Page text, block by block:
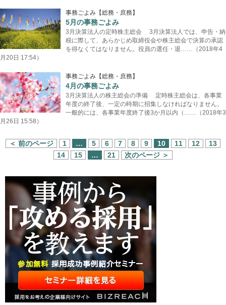
事務ごよみ【総務・庶務】
5月の事務ごよみ
3月決算法人の定時株主総会 3月決算法人では、申告・納
税に際して、あらかじめ取締役会や株主総会で決算の承認
を得なくてはなりません。役員の選任・退……（2018年4
月20日 17:54）
事務ごよみ【総務・庶務】
4月の事務ごよみ
3月決算法人の株主総会の準備 定時株主総会は、各事業
年度の終了後、一定の時期に招集しなければなりません。
一般的には、各事業年度終了後3か月以内（……（2018年3
月26日 15:58）
＜ 前のページ 1 … 5 6 7 8 9 10 11 12
13
14
15 … 21 次のページ ＞